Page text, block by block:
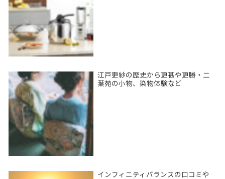
江戸更紗の歴史から更甚や更勝・二
葉苑の小物、染物体験など
インフィニティバランスの口コミや